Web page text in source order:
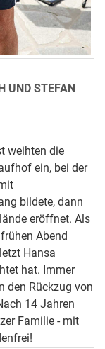
UND STEFAN
weihten die
ein, bei der
bildete, dann
eröffnet. Als
Abend
Hansa
hat. Immer
den Rückzug von
14 Jahren
Familie - mit